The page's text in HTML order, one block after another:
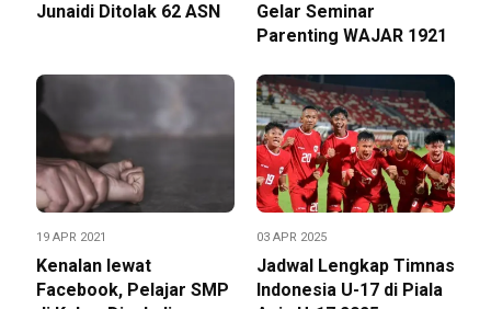
Junaidi Ditolak 62 ASN
Gelar Seminar
Parenting WAJAR 1921
19 APR 2021
Kenalan lewat
Facebook, Pelajar SMP
03 APR 2025
Jadwal Lengkap Timnas
Indonesia U-17 di Piala